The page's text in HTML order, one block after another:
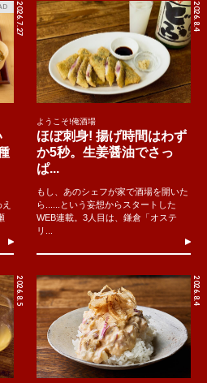
2026.7.27 2026.8.4
ようこそ!俺酒場
ほぼ刺身! 揚げ時間はわず
か5秒。生姜醤油でさっ
ぱ...
もし、あのシェフが家で酒場を開いた
ら......という妄想からスタートした
WEB連載。3人目は、鎌倉「オステ
リ...
2026.8.5 2026.8.4